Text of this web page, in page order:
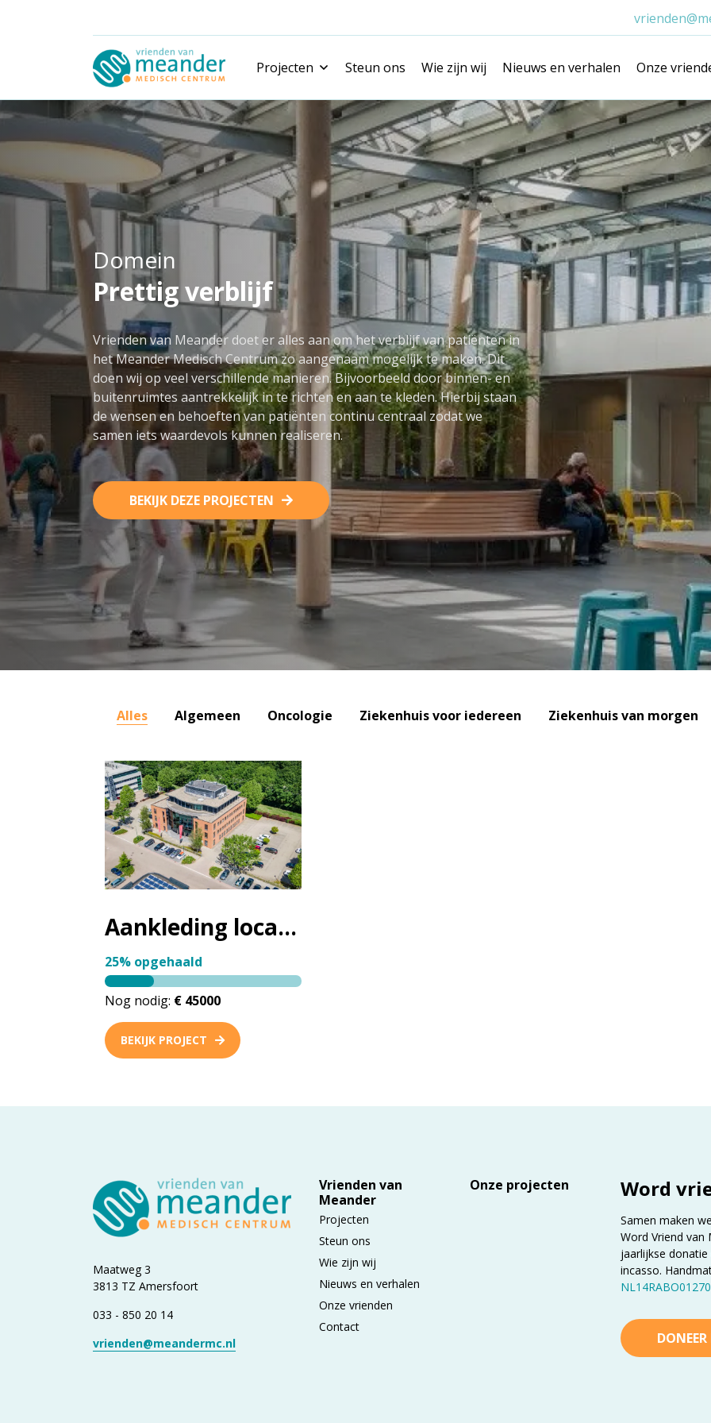
Projecten
Nieuwe projecten
Gerealiseerde projecten
Steun ons Wie zijn wij Nieuws en verhalen Onze
Domein
Prettig verblijf
Vrienden van Meander doet er alles aan om het verblijf van patiënten in
het Meander Medisch Centrum zo aangenaam mogelijk te maken. Dit
doen wij op veel verschillende manieren. Bijvoorbeeld door binnen- en
buitenruimtes aantrekkelijk in te richten en aan te kleden. Hierbij staan
de wensen en behoeften van patiënten continu centraal zodat we
samen iets waardevols kunnen realiseren.
BEKIJK DEZE PROJECTEN
Alles Algemeen Oncologie Ziekenhuis voor iedereen Ziekenhuis van morgen
Aankleding locatie Baarn
25% opgehaald
Nog nodig: € 45000
BEKIJK PROJECT
Maatweg 3
3813 TZ Amersfoort
033 - 850 20 14
vrienden@meandermc.nl
Vrienden van
Meander
Projecten
Steun ons
Wie zijn wij
Nieuws en verhalen
Onze vrienden
Contact
Onze projecten Word
Samen maken
Word Vriend
jaarlijkse
incasso.